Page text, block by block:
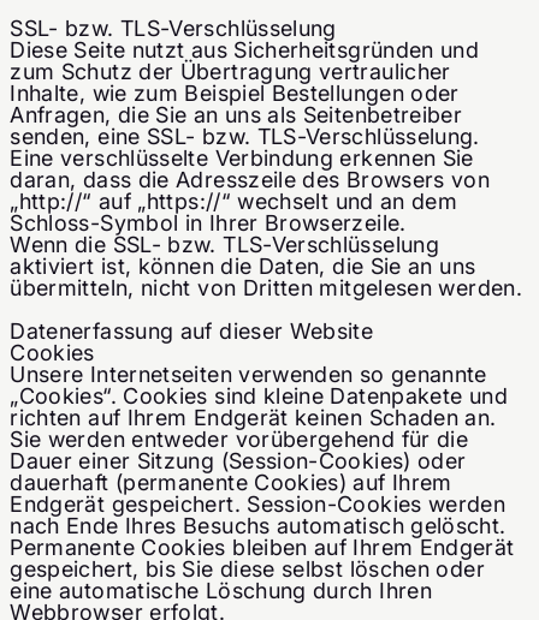
SSL- bzw. TLS-Verschlüsselung
Diese Seite nutzt aus Sicherheitsgründen und
zum Schutz der Übertragung vertraulicher
Inhalte, wie zum Beispiel Bestellungen oder
Anfragen, die Sie an uns als Seitenbetreiber
senden, eine SSL- bzw. TLS-Verschlüsselung.
Eine verschlüsselte Verbindung erkennen Sie
daran, dass die Adresszeile des Browsers von
„http://“ auf „https://“ wechselt und an dem
Schloss-Symbol in Ihrer Browserzeile.
Wenn die SSL- bzw. TLS-Verschlüsselung
aktiviert ist, können die Daten, die Sie an uns
übermitteln, nicht von Dritten mitgelesen werden.
Datenerfassung auf dieser Website
Cookies
Unsere Internetseiten verwenden so genannte
„Cookies“. Cookies sind kleine Datenpakete und
richten auf Ihrem Endgerät keinen Schaden an.
Sie werden entweder vorübergehend für die
Dauer einer Sitzung (Session-Cookies) oder
dauerhaft (permanente Cookies) auf Ihrem
Endgerät gespeichert. Session-Cookies werden
nach Ende Ihres Besuchs automatisch gelöscht.
Permanente Cookies bleiben auf Ihrem Endgerät
gespeichert, bis Sie diese selbst löschen oder
eine automatische Löschung durch Ihren
Webbrowser erfolgt.